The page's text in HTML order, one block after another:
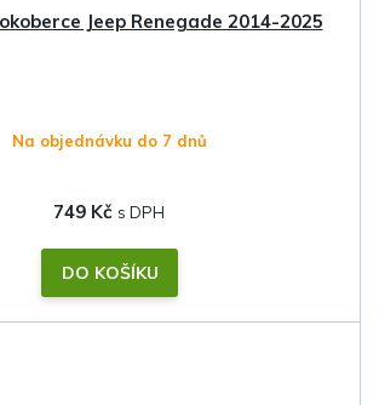
Jeep Renegade 2014-2025
Na objednávku do 7 dnů
749 Kč
DO KOŠÍKU